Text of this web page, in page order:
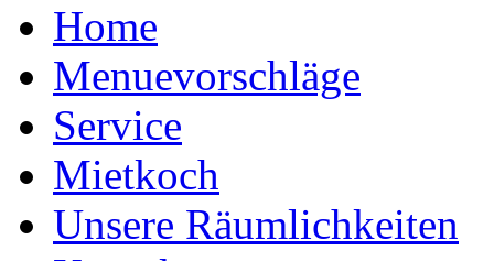
Home
Menuevorschläge
Service
Mietkoch
Unsere Räumlichkeiten